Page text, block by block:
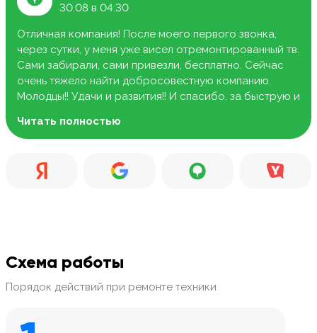
30.08 в 04:30
Отличная компания! После моего первого звонка,
через сутки, у меня уже висел отремонтированный тв.
Сами забирали, сами привезли, бесплатно. Сейчас
очень тяжело найти добросовестную компанию.
Молодцы!! Удачи и развития!! И спасибо, за быструю и
Читать полностью
Схема работы
Порядок действий при ремонте техники